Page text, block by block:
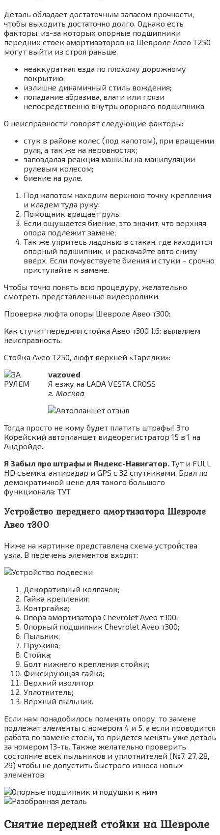
Деталь обладает достаточным запасом прочности,
чтобы выходить достаточно долго. Однако есть
факторы, из-за которых опорные подшипники
передних стоек амортизаторов на Шевроле Авео Т250
могут выйти из строя раньше.
неаккуратная езда по плохому дорожному
покрытию;
излишне динамичный стиль вождения;
попадание абразива, влаги или грязи
непосредственно внутрь опорного подшипника.
О неисправности говорят следующие факторы:
стук в районе колес (под капотом), при вращении
руля, а так же на неровностях;
запоздалая реакция машины на манипуляции
рулевым колесом;
биение на руле.
Под капотом находим верхнюю точку крепления
и кладем туда руку;
Помощник вращает руль;
Если ощущается биение, это значит, что верхняя
опора подлежит замене;
Так же упритесь ладонью в стакан, где находится
опорный подшипник, и раскачайте авто снизу
вверх. Если почувствуете биения и стуки – срочно
приступайте к замене.
Чтобы точно понять всю процедуру, желательно
смотреть представленные видеоролики.
Проверка люфта опоры Шевроле Авео т300:
Как стучит передняя стойка Авео т300 1.6: выявляем
неисправность:
Стойка Aveo Т250, люфт верхней «Тарелки»:
vazoved
Я езжу на LADA VESTA CROSS
г. Москва
Тогда просто не кому будет платить штрафы! Это
Корейский автопланшет видеорегистратор 15 в 1 на
Андройде..
Я Забыл про штрафы и Яндекс-Навигатор. Тут и FULL
HD съемка, антирадар и GPS с 32 спутниками. Брал по
демократичной цене для такого большого
функционала: ТУТ
Устройство переднего амортизатора Шевроле
Авео т300
Ниже на картинке представлена схема устройства
узла. В перечень элементов входят:
Декоративный колпачок;
Гайка крепления;
Контргайка;
Опора амортизатора Chevrolet Aveo т300;
Опорный подшипник Chevrolet Aveo т300;
Пыльник;
Пружина;
Стойка;
Болт нижнего крепления стойки;
Фиксирующая гайка;
Верхний изолятор;
Уплотнитель;
Верхний пыльник.
Если нам понадобилось поменять опору, то замене
подлежат элементы с номером 4 и 5, а если проводится
работа по замене стоек, то придется менять уже деталь
за номером 13-ть. Также желательно проверить
состояние всех пыльников и уплотнителей (№7, 27, 28,
29) чтобы не допустить быстрого износа новых
элементов.
Снятие передней стойки на Шевроле